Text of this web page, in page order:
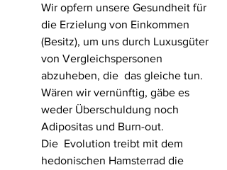
Wir opfern unsere Gesundheit für
die Erzielung von Einkommen
(Besitz), um uns durch Luxusgüter
von Vergleichspersonen
abzuheben, die  das gleiche tun.
Wären wir vernünftig, gäbe es
weder Überschuldung noch
Adipositas und Burn-out.
Die  Evolution treibt mit dem
hedonischen Hamsterrad die